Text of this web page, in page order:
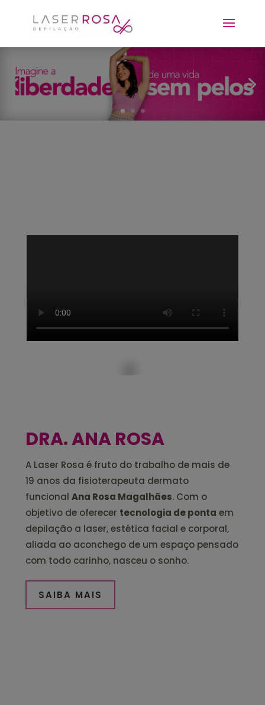
DRA. ANA ROSA
A Laser Rosa é fruto do trabalho de mais de
19 anos da fisioterapeuta dermato
funcionalAna Rosa Magalhães. Com o
objetivo de oferecer tecnologia de ponta em
depilação a laser, estética facial e corporal,
aliada ao aconchego de um espaço pensado
com todo carinho, nasceu o sonho.
SAIBA MAIS